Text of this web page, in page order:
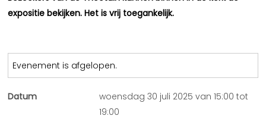
expositie bekijken. Het is vrij toegankelijk.
Evenement is afgelopen.
Datum
woensdag 30 juli 2025 van 15:00 tot
19:00